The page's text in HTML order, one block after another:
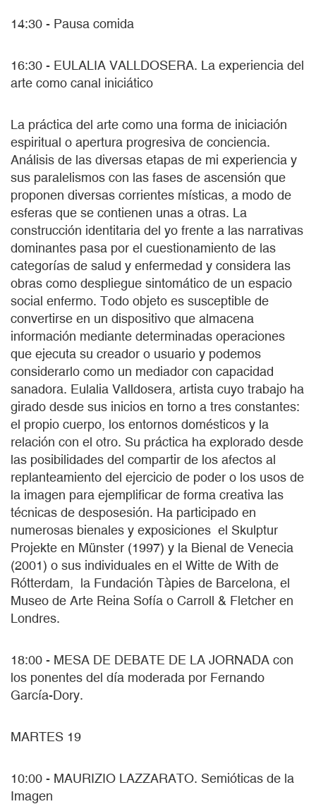
14:30 - Pausa comida
16:30 - EULALIA VALLDOSERA. La experiencia del
arte como canal iniciático
La práctica del arte como una forma de iniciación
espiritual o apertura progresiva de conciencia.
Análisis de las diversas etapas de mi experiencia y
sus paralelismos con las fases de ascensión que
proponen diversas corrientes místicas, a modo de
esferas que se contienen unas a otras. La
construcción identitaria del yo frente a las narrativas
dominantes pasa por el cuestionamiento de las
categorías de salud y enfermedad y considera las
obras como despliegue sintomático de un espacio
social enfermo. Todo objeto es susceptible de
convertirse en un dispositivo que almacena
información mediante determinadas operaciones
que ejecuta su creador o usuario y podemos
considerarlo como un mediador con capacidad
sanadora. Eulalia Valldosera, artista cuyo trabajo ha
girado desde sus inicios en torno a tres constantes:
el propio cuerpo, los entornos domésticos y la
relación con el otro. Su práctica ha explorado desde
las posibilidades del compartir de los afectos al
replanteamiento del ejercicio de poder o los usos de
la imagen para ejemplificar de forma creativa las
técnicas de desposesión. Ha participado en
numerosas bienales y exposiciones el Skulptur
Projekte en Münster (1997) y la Bienal de Venecia
(2001) o sus individuales en el Witte de With de
Rótterdam, la Fundación Tàpies de Barcelona, el
Museo de Arte Reina Sofía o Carroll & Fletcher en
Londres.
18:00 - MESA DE DEBATE DE LA JORNADA con
los ponentes del día moderada por Fernando
García-Dory.
MARTES 19
10:00 - MAURIZIO LAZZARATO. Semióticas de la
Imagen